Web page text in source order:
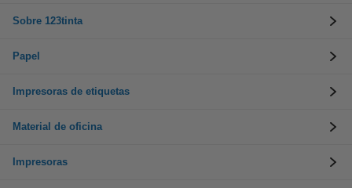
Sobre 123tinta
Papel
Impresoras de etiquetas
Material de oficina
Impresoras